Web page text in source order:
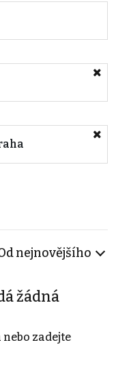
nejnovějšího
žádná
zadejte